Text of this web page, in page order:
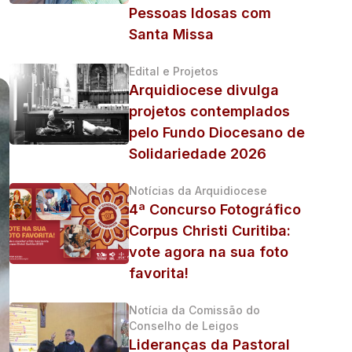
Pessoas Idosas com
Santa Missa
Edital e Projetos
Arquidiocese divulga
projetos contemplados
pelo Fundo Diocesano de
Solidariedade 2026
Notícias da Arquidiocese
4ª Concurso Fotográfico
Corpus Christi Curitiba:
vote agora na sua foto
favorita!
Notícia da Comissão do
Conselho de Leigos
Lideranças da Pastoral